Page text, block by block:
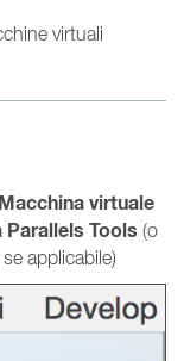
virtuali
Macchina virtuale
Parallels Tools (o
applicabile)